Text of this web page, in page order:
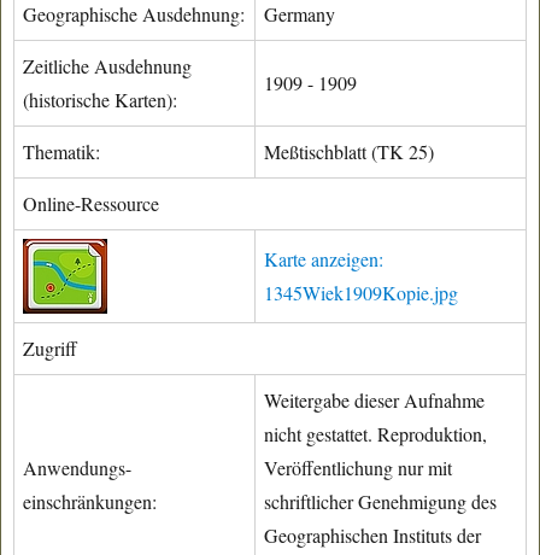
Geographische Ausdehnung: Germany
Zeitliche Ausdehnung
(historische Karten):
1909 - 1909
Thematik: Meßtischblatt (TK 25)
Online-Ressource
Karte anzeigen:
1345Wiek1909Kopie.jpg
Zugriff
Anwendungs-
einschränkungen:
Weitergabe dieser Aufnahme
nicht gestattet. Reproduktion,
Veröffentlichung nur mit
schriftlicher Genehmigung des
Geographischen Instituts der